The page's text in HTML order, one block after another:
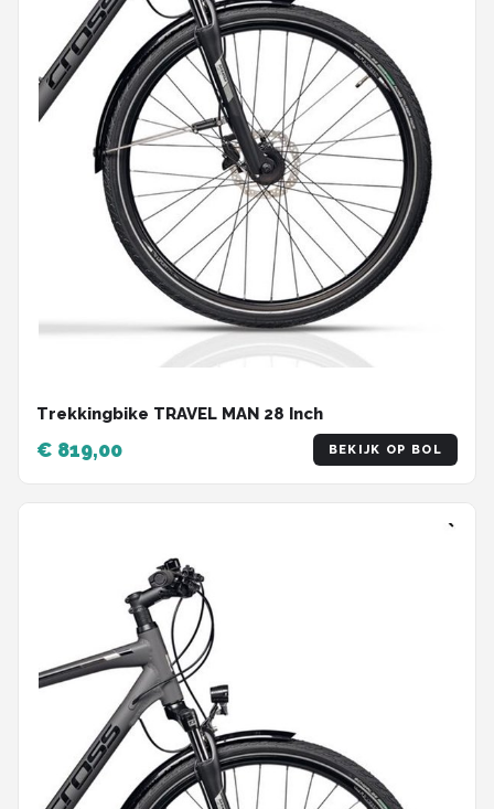
Trekkingbike TRAVEL MAN 28 Inch
€ 819,00 BEKIJK OP BOL